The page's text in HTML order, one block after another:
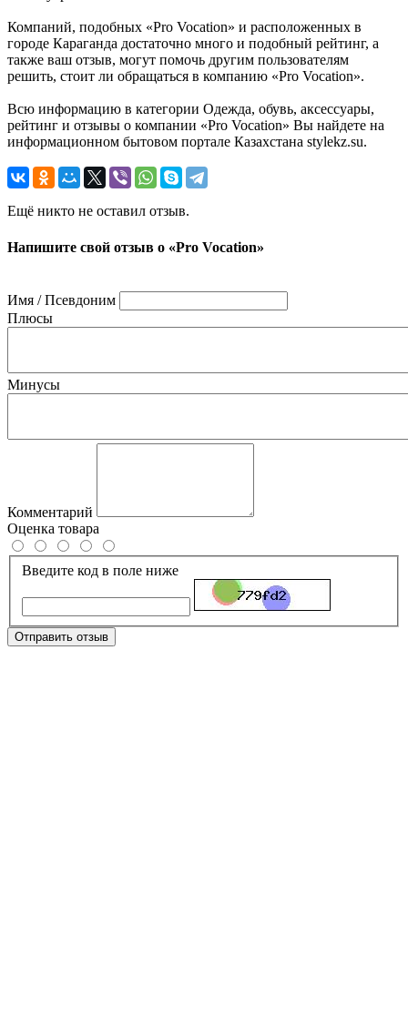
Компаний, подобных «Pro Vocation» и расположенных в
городе Караганда достаточно много и подобный рейтинг, а
также ваш отзыв, могут помочь другим пользователям
решить, стоит ли обращаться в компанию «Pro Vocation».
Всю информацию в категории Одежда, обувь, аксессуары,
рейтинг и отзывы о компании «Pro Vocation» Вы найдете на
информационном бытовом портале Казахстана stylekz.su.
Ещё никто не оставил отзыв.
Напишите свой отзыв о «Pro Vocation»
Имя / Псевдоним
Плюсы
Минусы
Комментарий
Оценка товара
Введите код в поле ниже
Отправить отзыв